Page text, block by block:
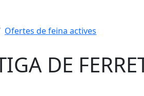
Ofertes de feina actives
DE